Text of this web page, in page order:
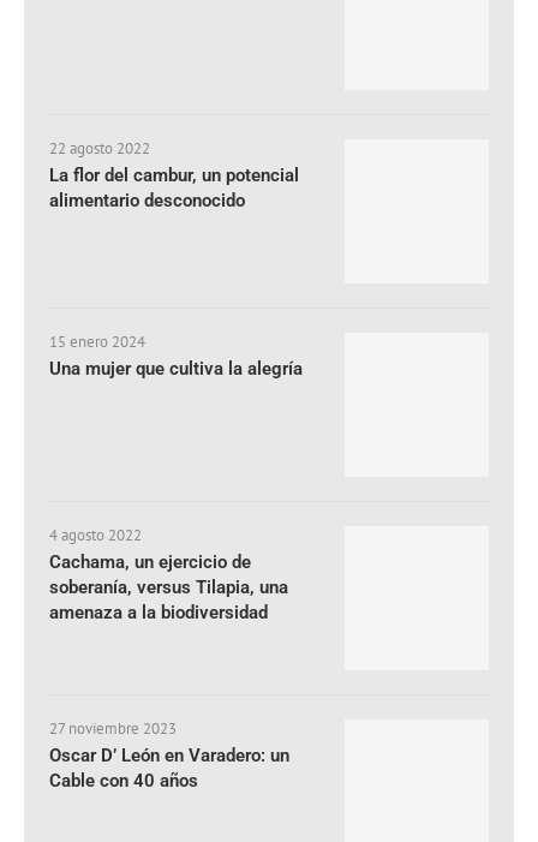
22 agosto 2022
La flor del cambur, un potencial
alimentario desconocido
15 enero 2024
Una mujer que cultiva la alegría
4 agosto 2022
Cachama, un ejercicio de
soberanía, versus Tilapia, una
amenaza a la biodiversidad
27 noviembre 2023
Oscar D’ León en Varadero: un
Cable con 40 años